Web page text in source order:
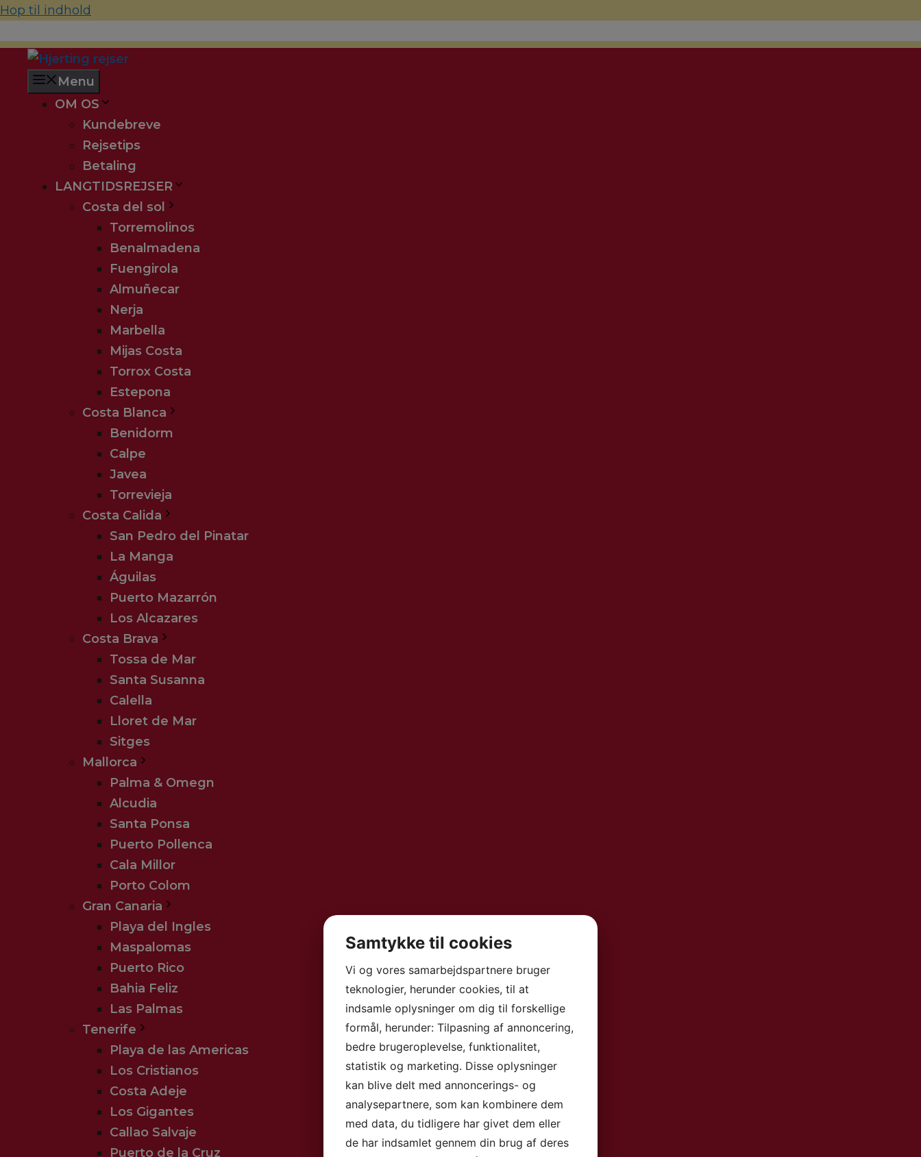
Hop til indhold
Menu
OM OS
Kundebreve
Rejsetips
Betaling
LANGTIDSREJSER
Costa del sol
Torremolinos
Benalmadena
Fuengirola
Almuñecar
Nerja
Marbella
Mijas Costa
Torrox Costa
Estepona
Costa Blanca
Benidorm
Calpe
Javea
Torrevieja
Costa Calida
San Pedro del Pinatar
La Manga
Águilas
Puerto Mazarrón
Los Alcazares
Costa Brava
Tossa de Mar
Santa Susanna
Calella
Lloret de Mar
Sitges
Mallorca
Palma & Omegn
Alcudia
Santa Ponsa
Puerto Pollenca
Cala Millor
Porto Colom
Gran Canaria
Playa del Ingles
Maspalomas
Puerto Rico
Bahia Feliz
Las Palmas
Tenerife
Playa de las Americas
Los Cristianos
Costa Adeje
Los Gigantes
Callao Salvaje
Puerto de la Cruz
Samtykke til cookies
Vi og vores samarbejdspartnere bruger
teknologier, herunder cookies, til at
indsamle oplysninger om dig til forskellige
formål, herunder: Tilpasning af annoncering,
bedre brugeroplevelse, funktionalitet,
statistik og marketing. Disse oplysninger
kan blive delt med annoncerings- og
analysepartnere, som kan kombinere dem
med data, du tidligere har givet dem eller
de har indsamlet gennem din brug af deres